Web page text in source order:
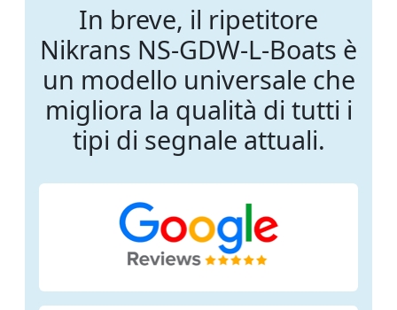
In breve, il ripetitore
Nikrans NS-GDW-L-Boats è
un modello universale che
migliora la qualità di tutti i
tipi di segnale attuali.